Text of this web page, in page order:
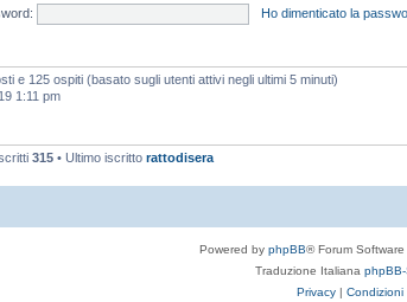
Ho dimenticato la
e 125 ospiti (basato sugli utenti attivi negli ultimi 5 minuti)
1:11 pm
315 • Ultimo iscritto rattodisera
Powered by phpBB® Forum
Traduzione Italiana
Privacy | Condizioni